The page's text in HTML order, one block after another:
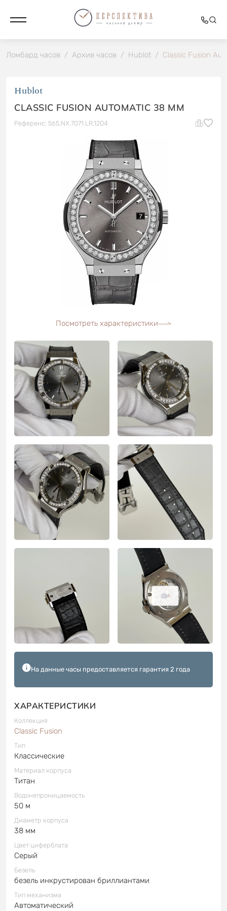
Ломбард часов / Архив часов / Hublot / Classic Fusion
Hublot
CLASSIC FUSION AUTOMATIC 38 MM
Референс: 565.NX.7071.LR.1204
Посмотреть характеристики
6
На данные часы предоставляется гарантия 2 года
ХАРАКТЕРИСТИКИ
Коллекция
Classic Fusion
Тип
Классические
Материал корпуса
Титан
Водонепроницаемость
50 м
Диаметр корпуса
38 мм
Цвет циферблата
Серый
Безель
безель инкрустирован бриллиантами
Тип механизма
Автоматический